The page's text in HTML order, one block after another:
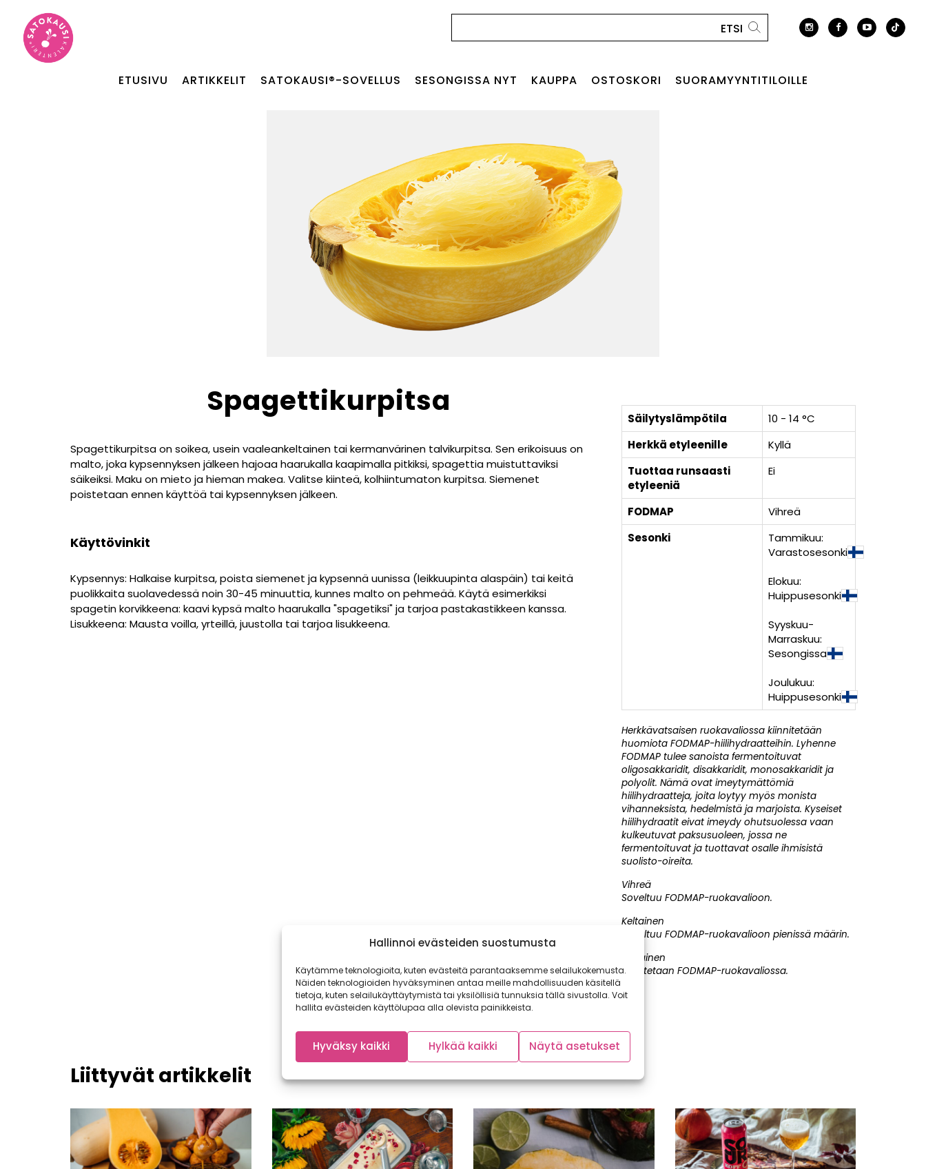
Hallinnoi evästeiden suostumusta
Käytämme teknologioita, kuten evästeitä parantaaksemme selailukokemusta.
Näiden teknologioiden hyväksyminen antaa meille mahdollisuuden käsitellä
tietoja, kuten selailukäyttäytymistä tai yksilöllisiä tunnuksia tällä sivustolla. Voit
hallita evästeiden käyttölupaa alla olevista painikkeista.
Hyväksy kaikki Hylkää kaikki Näytä asetukset
ETUSIVU ARTIKKELIT SATOKAUSI®-SOVELLUS SESONGISSA NYT KAUPPA OSTOSKORI SUORAMYYNTITILOILLE
Spagettikurpitsa
Spagettikurpitsa on soikea, usein vaaleankeltainen tai kermanvärinen talvikurpitsa. Sen erikoisuus on
malto, joka kypsennyksen jälkeen hajoaa haarukalla kaapimalla pitkiksi, spagettia muistuttaviksi
säikeiksi. Maku on mieto ja hieman makea. Valitse kiinteä, kolhiintumaton kurpitsa. Siemenet
poistetaan ennen käyttöä tai kypsennyksen jälkeen.
Käyttövinkit
Kypsennys: Halkaise kurpitsa, poista siemenet ja kypsennä uunissa (leikkuupinta alaspäin) tai keitä
puolikkaita suolavedessä noin 30-45 minuuttia, kunnes malto on pehmeää. Käytä esimerkiksi
spagetin korvikkeena: kaavi kypsä malto haarukalla "spagetiksi" ja tarjoa pastakastikkeen kanssa.
Lisukkeena: Mausta voilla, yrteillä, juustolla tai tarjoa lisukkeena.
Säilytyslämpötila
10 - 14 °C
Herkkä etyleenille
Kyllä
Tuottaa runsaasti
etyleeniä
Ei
FODMAP
Vihreä
Sesonki
Tammikuu:
Varastosesonki
Elokuu:
Huippusesonki
Syyskuu-
Marraskuu:
Sesongissa
Joulukuu:
Huippusesonki
Herkkävatsaisen ruokavaliossa kiinnitetään
huomiota FODMAP-hiilihydraatteihin. Lyhenne
FODMAP tulee sanoista fermentoituvat
oligosakkaridit, disakkaridit, monosakkaridit ja
polyolit. Nämä ovat imeytymättömiä
hiilihydraatteja, joita loytyy myös monista
vihanneksista, hedelmistä ja marjoista. Kyseiset
hiilihydraatit eivat imeydy ohutsuolessa vaan
kulkeutuvat paksusuoleen, jossa ne
fermentoituvat ja tuottavat osalle ihmisistä
suolisto-oireita.
Vihreä
Soveltuu FODMAP-ruokavalioon.
Keltainen
Soveltuu FODMAP-ruokavalioon pienissä määrin.
Punainen
Rajoitetaan FODMAP-ruokavaliossa.
Liittyvät artikkelit